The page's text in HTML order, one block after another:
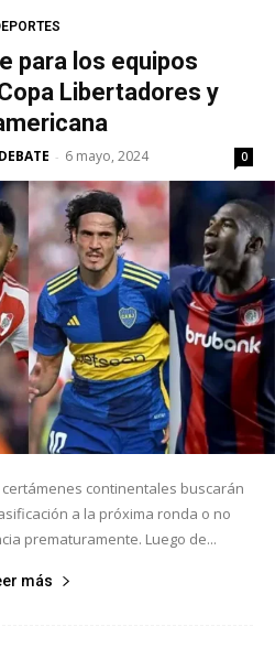
para los equipos
Libertadores y
- 6 mayo, 2024 0
continentales buscarán
a la próxima ronda o no
prematuramente. Luego de...
más